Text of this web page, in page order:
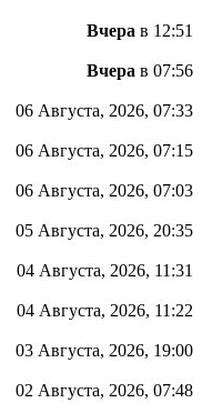
Вчера в 12:51
Вчера в 07:56
06 Августа, 2026, 07:33
06 Августа, 2026, 07:15
06 Августа, 2026, 07:03
05 Августа, 2026, 20:35
04 Августа, 2026, 11:31
04 Августа, 2026, 11:22
03 Августа, 2026, 19:00
02 Августа, 2026, 07:48